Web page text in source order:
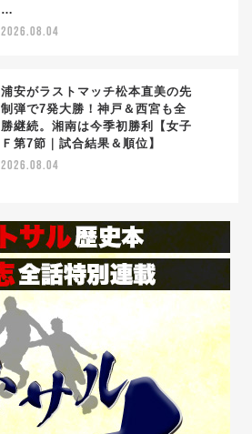
…
2026.08.04
浦安がラストマッチ松本直美の先
制弾で7発大勝！神戸＆西宮も全
勝継続。湘南は今季初勝利【女子
Ｆ第7節｜試合結果＆順位】
2026.08.04